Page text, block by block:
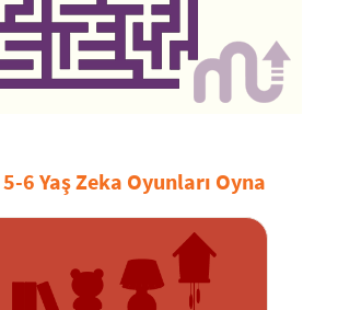
6 Yaş Zeka Oyunları Oyna